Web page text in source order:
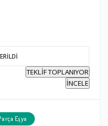
TEKLİF TOPLANIYOR
İNCELE
Eşya